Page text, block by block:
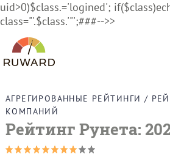
uid>0)$class.='logined';
class="'.$class.'"';###-->>
АГРЕГИРОВАННЫЕ РЕЙТИНГИ /
КОМПАНИЙ
Рейтинг Рунета: